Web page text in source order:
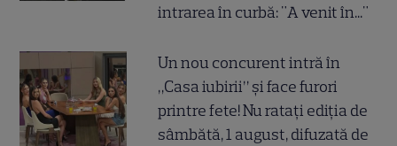
intrarea în curbă: "A venit în..."
Un nou concurent intră în
„Casa iubirii” și face furori
printre fete! Nu ratați ediția de
sâmbătă, 1 august, difuzată de